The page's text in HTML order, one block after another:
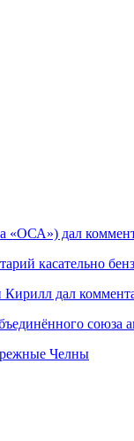
дал
касательно
дал
союза
Челны